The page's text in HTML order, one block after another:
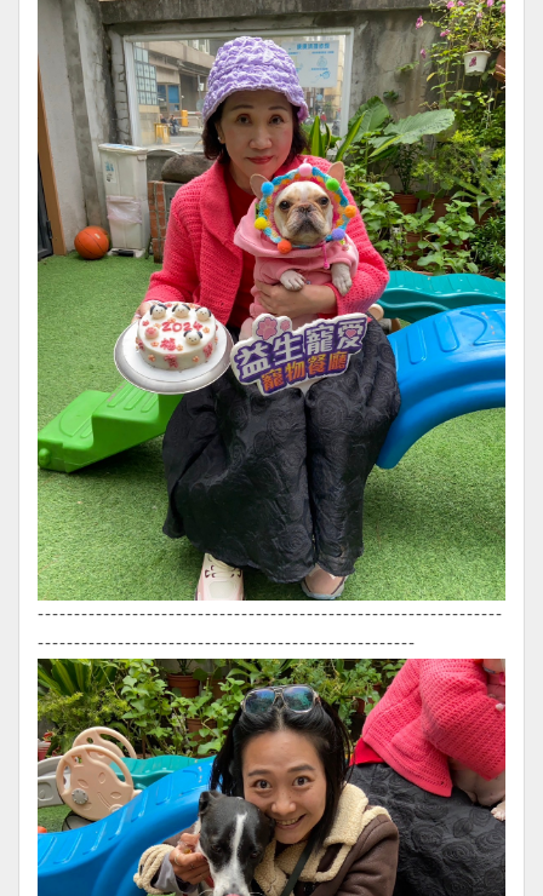
----------------------------------------------------------------
----------------------------------------------------